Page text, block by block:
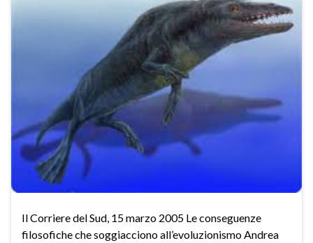
Il Corriere del Sud, 15 marzo 2005 Le conseguenze
filosofiche che soggiacciono all’evoluzionismo Andrea